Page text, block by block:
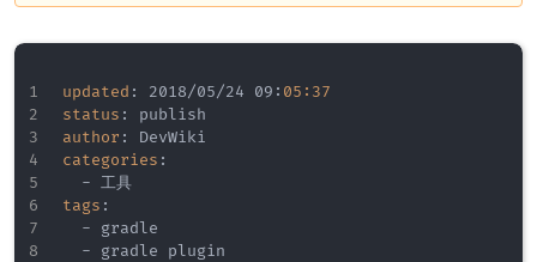
updated : 2018/05/24 09 : 05:37
status :
author :
categories :
-
tags :
- gradle
-